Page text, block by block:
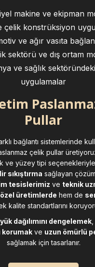
makine ve ekipman
çelik konstrüksiyon
ve ağır vasıta
sektörü ve dış ortam
ve sağlık
uygulamalar
Pullar
bağlantı sistemlerinde
çelik pullar
ve yüzey tipi seçenekleriyle,
sıkıştırma sağlayan
tesislerimiz ve teknik
özel üretimlerde hem de
kalite standartlarını
yük dağılımını dengelemek
korumakve uzun ömürlü
sağlamak için tasarlanır.